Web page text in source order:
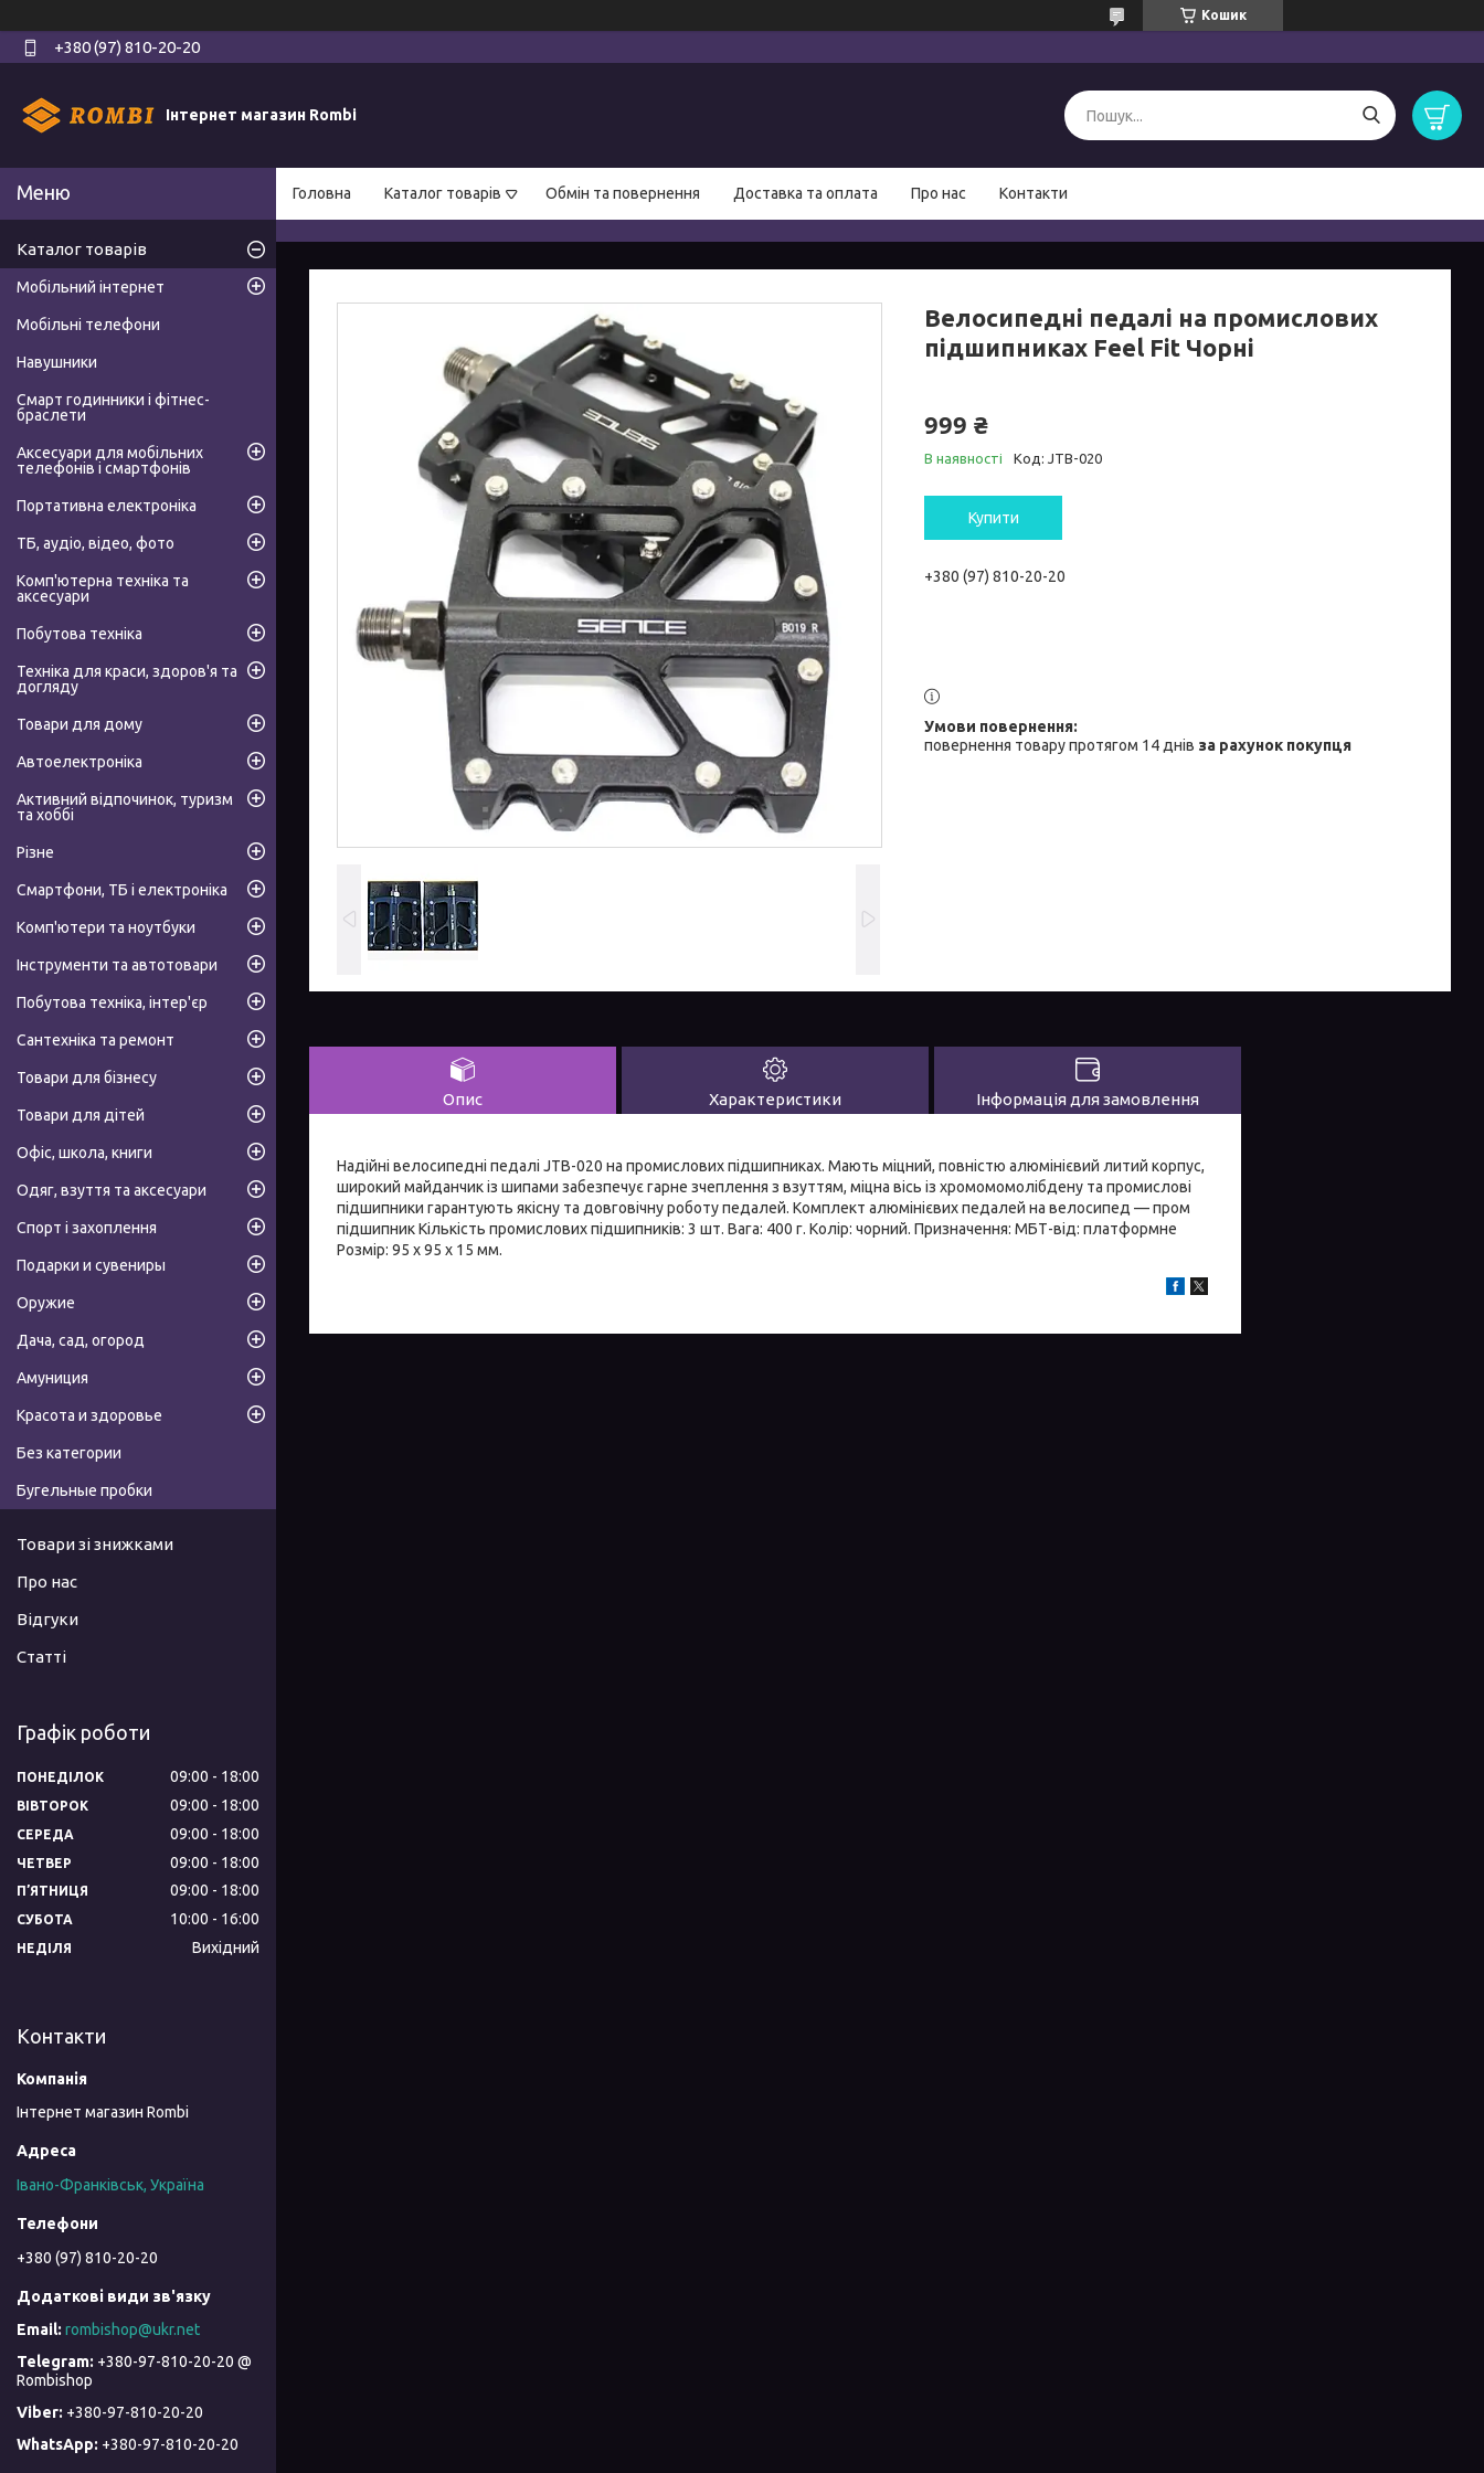
Кошик
+380 (97) 810-20-20
Інтернет магазин Rombi
Головна Каталог товарів Обмін та повернення Доставка та оплата Про нас Контакти
Велосипедні педалі на промислових
підшипниках Feel Fit Чорні
999 ₴
В наявності Код: JTB-020
Купити
+380 (97) 810-20-20
повернення товару протягом 14 днів за рахунок покупця
Опис Характеристики Інформація для замовлення
Надійні велосипедні педалі JTB-020 на промислових підшипниках. Мають міцний, повністю алюмінієвий литий корпус,
широкий майданчик із шипами забезпечує гарне зчеплення з взуттям, міцна вісь із хромомомолібдену та промислові
підшипники гарантують якісну та довговічну роботу педалей. Комплект алюмінієвих педалей на велосипед — пром
підшипник Кількість промислових підшипників: 3 шт. Вага: 400 г. Колір: чорний. Призначення: МБТ-від: платформне
Розмір: 95 х 95 х 15 мм.
Каталог товарів
Мобільний інтернет
Мобільні телефони
Навушники
Смарт годинники і фітнес-
браслети
Аксесуари для мобільних
телефонів і смартфонів
Портативна електроніка
ТБ, аудіо, відео, фото
Комп'ютерна техніка та
аксесуари
Побутова техніка
Техніка для краси, здоров'я та
догляду
Товари для дому
Автоелектроніка
Активний відпочинок, туризм
та хоббі
Різне
Смартфони, ТБ і електроніка
Комп'ютери та ноутбуки
Інструменти та автотовари
Побутова техніка, інтер'єр
Сантехніка та ремонт
Товари для бізнесу
Товари для дітей
Офіс, школа, книги
Одяг, взуття та аксесуари
Спорт і захоплення
Подарки и сувениры
Оружие
Дача, сад, огород
Амуниция
Красота и здоровье
Без категории
Бугельные пробки
Товари зі знижками
Про нас
Відгуки
Статті
Графік роботи
ПОНЕДІЛОК 09:00 18:00
ВІВТОРОК 09:00 18:00
СЕРЕДА 09:00 18:00
ЧЕТВЕР 09:00 18:00
ПʼЯТНИЦЯ 09:00 18:00
СУБОТА 10:00 16:00
НЕДІЛЯ Вихідний
Контакти
Інтернет магазин Rombi
Івано-Франківськ, Україна
+380 (97) 810-20-20
rombishop@ukr.net
+380-97-810-20-20 @
Rombishop
+380-97-810-20-20
+380-97-810-20-20